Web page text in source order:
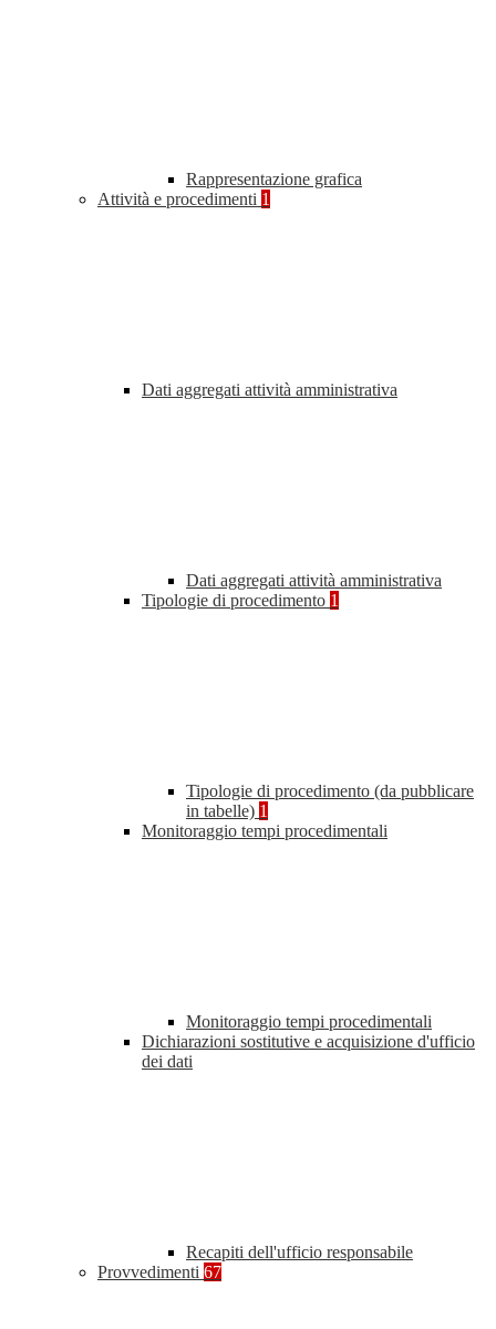
Rappresentazione grafica
Attività e procedimenti 1
Dati aggregati attività amministrativa
Dati aggregati attività amministrativa
Tipologie di procedimento 1
Tipologie di procedimento (da pubblicare
in tabelle) 1
Monitoraggio tempi procedimentali
Monitoraggio tempi procedimentali
Dichiarazioni sostitutive e acquisizione d'ufficio
dei dati
Recapiti dell'ufficio responsabile
Provvedimenti 67